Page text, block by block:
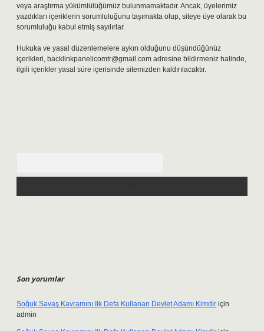
veya araştırma yükümlülüğümüz bulunmamaktadır. Ancak, üyelerimiz
yazdıkları içeriklerin sorumluluğunu taşımakta olup, siteye üye olarak bu
sorumluluğu kabul etmiş sayılırlar.
Hukuka ve yasal düzenlemelere aykırı olduğunu düşündüğünüz
içerikleri, backlinkpanelicomtr@gmail.com adresine bildirmeniz halinde,
ilgili içerikler yasal süre içerisinde sitemizden kaldırılacaktır.
Son yorumlar
Soğuk Savaş Kavramını Ilk Defa Kullanan Devlet Adamı Kimdir için
admin